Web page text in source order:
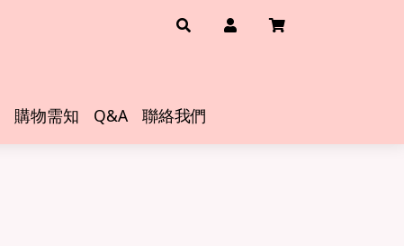
購物需知 Q&A 聯絡我們